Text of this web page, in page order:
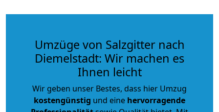
Umzüge von Salzgitter nach
Diemelstadt: Wir machen es
Ihnen leicht
Wir geben unser Bestes, dass hier Umzug
kostengünstig und eine hervorragende